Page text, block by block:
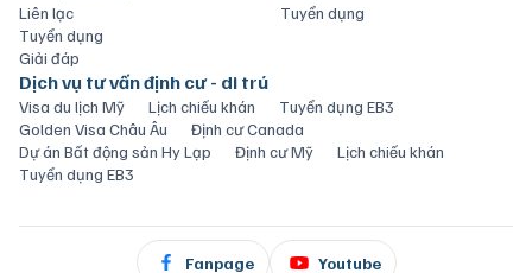
Liên lạc
Tuyển dụng
Giải đáp
Tuyển dụng
Dịch vụ tư vấn định cư - di trú
Visa du lịch Mỹ Lịch chiếu khán
Tuyển dụng EB3
Golden Visa Châu Âu
Định cư Canada
Dự án Bất động sản Hy Lạp
Định cư Mỹ
Lịch chiếu khán
Tuyển dụng EB3
Fanpage Youtube